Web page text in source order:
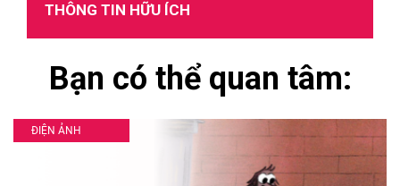
THÔNG TIN HỮU ÍCH
Bạn có thể quan tâm:
ĐIỆN ẢNH